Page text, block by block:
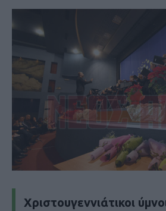
Χριστουγεννιάτικοι